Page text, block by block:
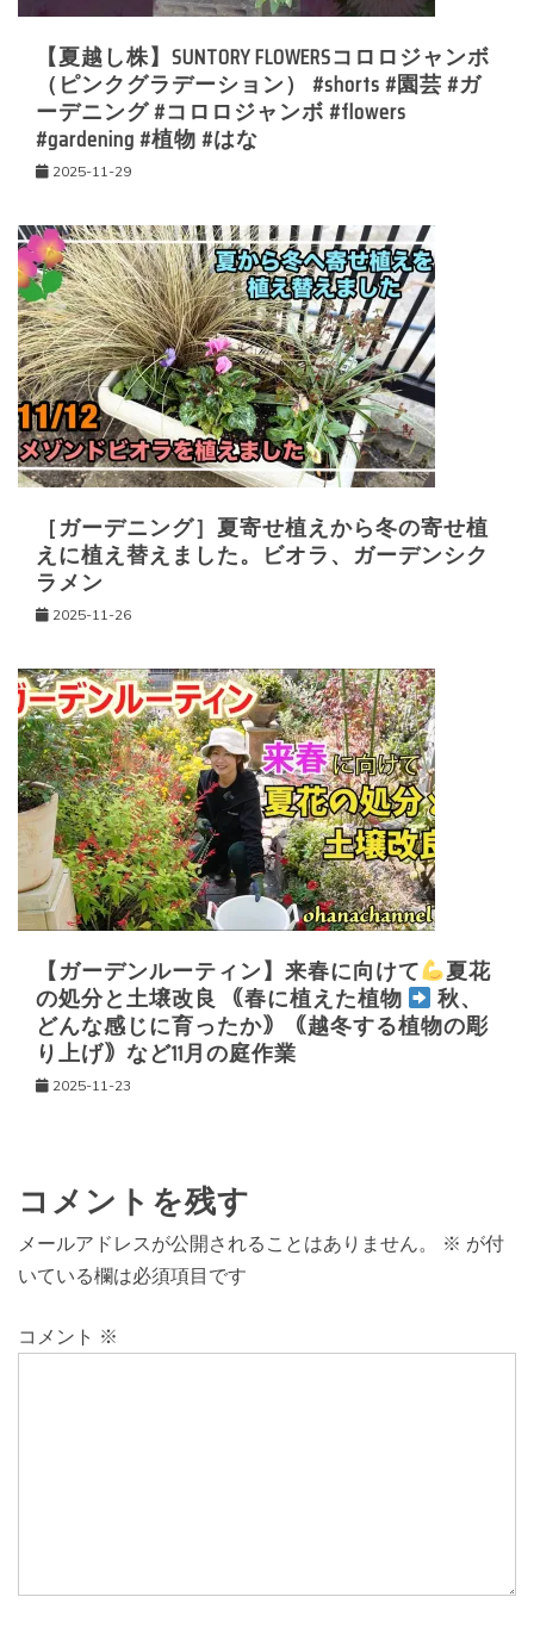
【夏越し株】SUNTORY FLOWERSコロロジャンボ
（ピンクグラデーション） #shorts #園芸 #ガ
ーデニング #コロロジャンボ #flowers
#gardening #植物 #はな
2025-11-29
［ガーデニング］夏寄せ植えから冬の寄せ植
えに植え替えました。ビオラ、ガーデンシク
ラメン
2025-11-26
【ガーデンルーティン】来春に向けて
夏花
の処分と土壌改良 ｟春に植えた植物
秋、
どんな感じに育ったか｠｟越冬する植物の彫
り上げ｠など11月の庭作業
2025-11-23
コメントを残す
メールアドレスが公開されることはありません。 ※ が付
いている欄は必須項目です
コメント ※